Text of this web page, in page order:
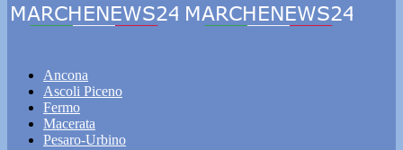
Ancona
Ascoli Piceno
Fermo
Macerata
Pesaro-Urbino